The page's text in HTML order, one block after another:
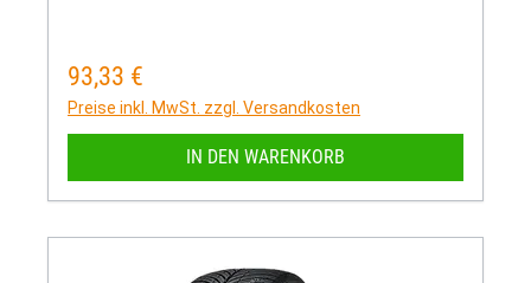
Regulärer Preis:
93,33 €
Preise inkl. MwSt. zzgl. Versandkosten
IN DEN WARENKORB